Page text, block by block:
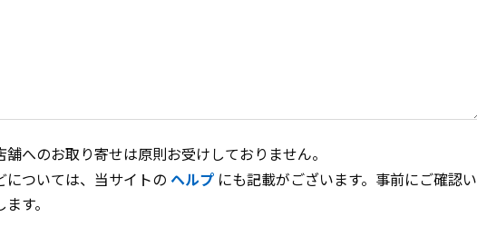
へのお取り寄せは原則お受けしておりません。
ついては、当サイトの ヘルプ にも記載がございます。事前にご確認い
す。